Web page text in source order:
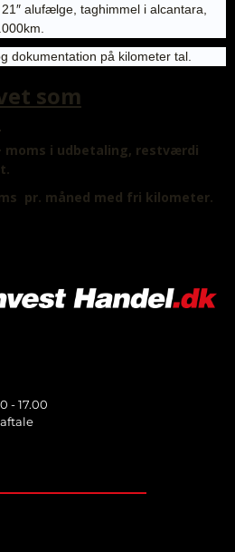
alufælge, taghimmel i alcantara,
dokumentation på kilometer tal.
som
moms i udbetaling, restværdi
pr. måned med fri kilometer.
- 17.00